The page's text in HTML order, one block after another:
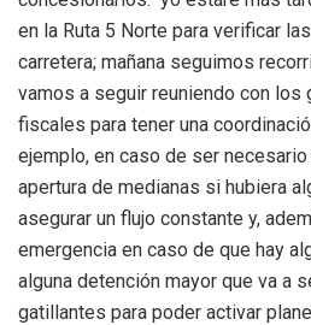
en la Ruta 5 Norte para verificar
carretera; mañana seguimos
vamos a seguir reuniendo con
fiscales para tener una
ejemplo, en caso de ser
apertura de medianas si hubiera
asegurar un flujo constante y,
emergencia en caso de que hay
alguna detención mayor que va a
gatillantes para poder activar